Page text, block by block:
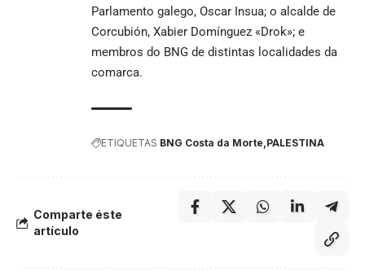
Parlamento galego, Oscar Insua; o alcalde de
Corcubión, Xabier Domínguez «Drok»; e
membros do BNG de distintas localidades da
comarca.
ETIQUETAS BNG Costa da Morte PALESTINA
Comparte éste
artículo